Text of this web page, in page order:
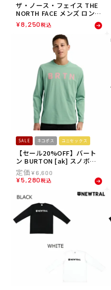
ザ・ノース・フェイス THE
NORTH FACE メンズ ロング
スリーブ フラッシュドライ
アクションクルー L/S FD A
XION CREW NT82581-OW
¥8,250税込
SALE ネコポス ユニセックス
【セール20%OFF】バート
ン BURTON [ak] スノボー
スノボ スノーボード ウェア
長袖 Tシャツ ロンT BRTN
ロング スリーブ Tシャツ 22
7441-EWV メンズ レディー
ス ユニセックス 25-26
¥ 6,600
¥5,280税込